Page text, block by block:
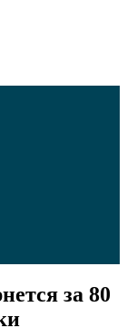
за 80